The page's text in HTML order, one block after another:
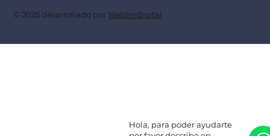
© 2025 desarrollado por Weblerdigital
Hola, para poder ayudarte